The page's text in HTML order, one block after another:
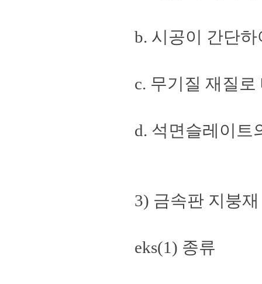
b. 시공이 간단
c. 무기질 재질
d. 석면슬레이트
3) 금속판 지붕재
eks(1) 종류